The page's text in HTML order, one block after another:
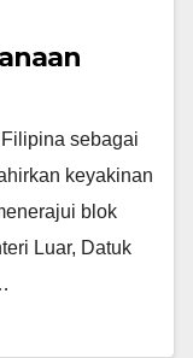
sebagai
keyakinan
blok
Luar, Datuk